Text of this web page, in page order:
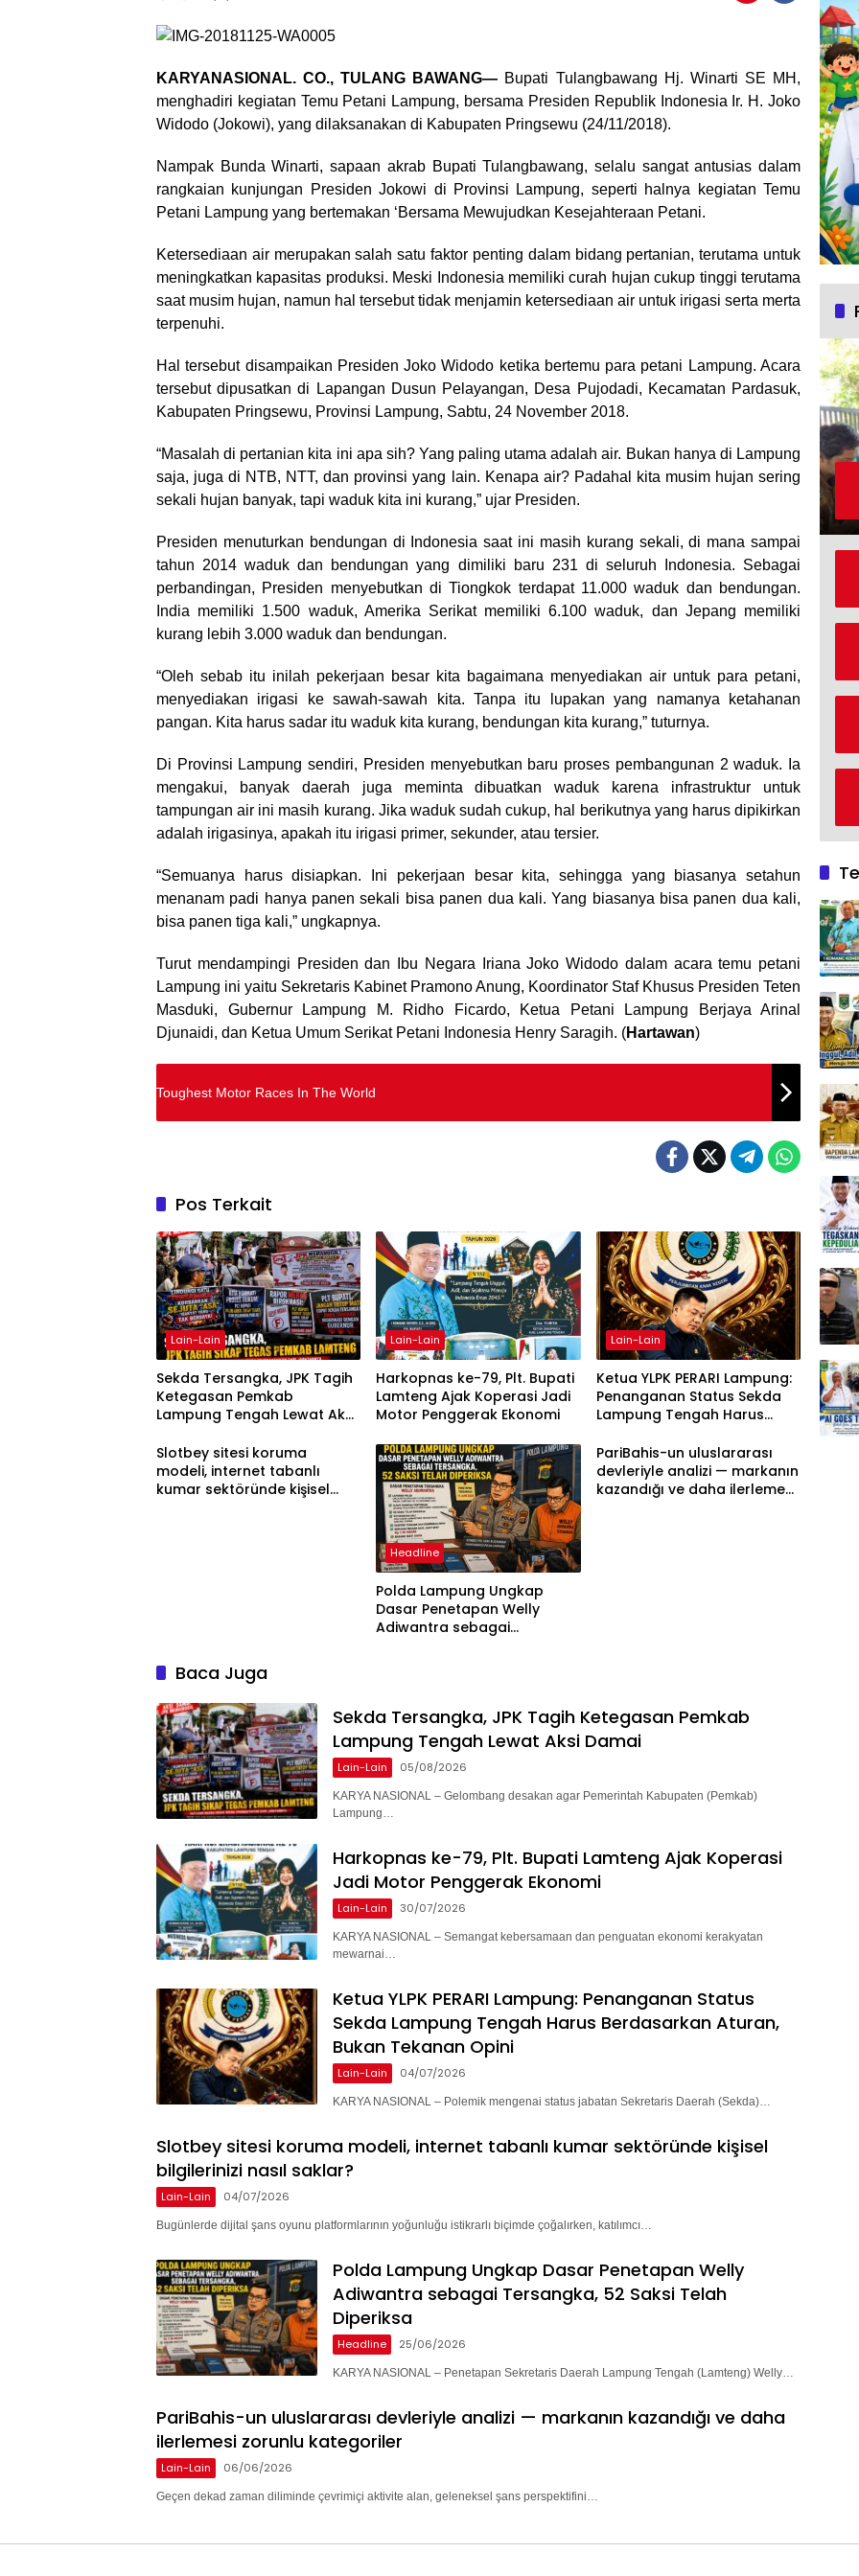
KARYANASIONAL. CO., TULANG BAWANG— Bupati Tulangbawang Hj. Winarti SE MH,
menghadiri kegiatan Temu Petani Lampung, bersama Presiden Republik Indonesia Ir. H. Joko
Widodo (Jokowi), yang dilaksanakan di Kabupaten Pringsewu (24/11/2018).
Nampak Bunda Winarti, sapaan akrab Bupati Tulangbawang, selalu sangat antusias dalam
rangkaian kunjungan Presiden Jokowi di Provinsi Lampung, seperti halnya kegiatan Temu
Petani Lampung yang bertemakan ‘Bersama Mewujudkan Kesejahteraan Petani.
Ketersediaan air merupakan salah satu faktor penting dalam bidang pertanian, terutama untuk
meningkatkan kapasitas produksi. Meski Indonesia memiliki curah hujan cukup tinggi terutama
saat musim hujan, namun hal tersebut tidak menjamin ketersediaan air untuk irigasi serta merta
terpenuhi.
Hal tersebut disampaikan Presiden Joko Widodo ketika bertemu para petani Lampung. Acara
tersebut dipusatkan di Lapangan Dusun Pelayangan, Desa Pujodadi, Kecamatan Pardasuk,
Kabupaten Pringsewu, Provinsi Lampung, Sabtu, 24 November 2018.
“Masalah di pertanian kita ini apa sih? Yang paling utama adalah air. Bukan hanya di Lampung
saja, juga di NTB, NTT, dan provinsi yang lain. Kenapa air? Padahal kita musim hujan sering
sekali hujan banyak, tapi waduk kita ini kurang,” ujar Presiden.
Presiden menuturkan bendungan di Indonesia saat ini masih kurang sekali, di mana sampai
tahun 2014 waduk dan bendungan yang dimiliki baru 231 di seluruh Indonesia. Sebagai
perbandingan, Presiden menyebutkan di Tiongkok terdapat 11.000 waduk dan bendungan.
India memiliki 1.500 waduk, Amerika Serikat memiliki 6.100 waduk, dan Jepang memiliki
kurang lebih 3.000 waduk dan bendungan.
“Oleh sebab itu inilah pekerjaan besar kita bagaimana menyediakan air untuk para petani,
menyediakan irigasi ke sawah-sawah kita. Tanpa itu lupakan yang namanya ketahanan
pangan. Kita harus sadar itu waduk kita kurang, bendungan kita kurang,” tuturnya.
Di Provinsi Lampung sendiri, Presiden menyebutkan baru proses pembangunan 2 waduk. Ia
mengakui, banyak daerah juga meminta dibuatkan waduk karena infrastruktur untuk
tampungan air ini masih kurang. Jika waduk sudah cukup, hal berikutnya yang harus dipikirkan
adalah irigasinya, apakah itu irigasi primer, sekunder, atau tersier.
“Semuanya harus disiapkan. Ini pekerjaan besar kita, sehingga yang biasanya setahun
menanam padi hanya panen sekali bisa panen dua kali. Yang biasanya bisa panen dua kali,
bisa panen tiga kali,” ungkapnya.
Turut mendampingi Presiden dan Ibu Negara Iriana Joko Widodo dalam acara temu petani
Lampung ini yaitu Sekretaris Kabinet Pramono Anung, Koordinator Staf Khusus Presiden Teten
Masduki, Gubernur Lampung M. Ridho Ficardo, Ketua Petani Lampung Berjaya Arinal
Djunaidi, dan Ketua Umum Serikat Petani Indonesia Henry Saragih. (Hartawan)
Toughest Motor Races In The World
Pos Terkait
Lain-Lain
Sekda Tersangka, JPK Tagih
Ketegasan Pemkab
Lampung Tengah Lewat Aksi
Lain-Lain
Harkopnas ke-79, Plt. Bupati
Lamteng Ajak Koperasi Jadi
Motor Penggerak Ekonomi
Lain-Lain
Ketua YLPK PERARI Lampung:
Penanganan Status Sekda
Lampung Tengah Harus
Tekanan Opini
Slotbey sitesi koruma
modeli, internet tabanlı
kumar sektöründe kişisel
Headline
Polda Lampung Ungkap
Dasar Penetapan Welly
Adiwantra sebagai
PariBahis-un uluslararası
devleriyle analizi — markanın
kazandığı ve daha ilerlemesi
Baca Juga
Sekda Tersangka, JPK Tagih Ketegasan Pemkab
Lampung Tengah Lewat Aksi Damai
Lain-Lain 05/08/2026
KARYA NASIONAL – Gelombang desakan agar Pemerintah Kabupaten (Pemkab)
Lampung…
Harkopnas ke-79, Plt. Bupati Lamteng Ajak Koperasi
Jadi Motor Penggerak Ekonomi
Lain-Lain 30/07/2026
KARYA NASIONAL – Semangat kebersamaan dan penguatan ekonomi kerakyatan
mewarnai…
Ketua YLPK PERARI Lampung: Penanganan Status
Sekda Lampung Tengah Harus Berdasarkan Aturan,
Bukan Tekanan Opini
Lain-Lain 04/07/2026
KARYA NASIONAL – Polemik mengenai status jabatan Sekretaris Daerah (Sekda)…
Slotbey sitesi koruma modeli, internet tabanlı kumar sektöründe kişisel
bilgilerinizi nasıl saklar?
Lain-Lain 04/07/2026
Bugünlerde dijital şans oyunu platformlarının yoğunluğu istikrarlı biçimde çoğalırken, katılımcı…
Polda Lampung Ungkap Dasar Penetapan Welly
Adiwantra sebagai Tersangka, 52 Saksi Telah
Diperiksa
Headline 25/06/2026
KARYA NASIONAL – Penetapan Sekretaris Daerah Lampung Tengah (Lamteng) Welly…
PariBahis-un uluslararası devleriyle analizi — markanın kazandığı ve daha
ilerlemesi zorunlu kategoriler
Lain-Lain 06/06/2026
Geçen dekad zaman diliminde çevrimiçi aktivite alan, geleneksel şans perspektifini…